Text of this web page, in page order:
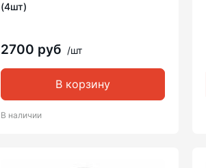
(4шт)
2700 руб /шт
В корзину
В наличии